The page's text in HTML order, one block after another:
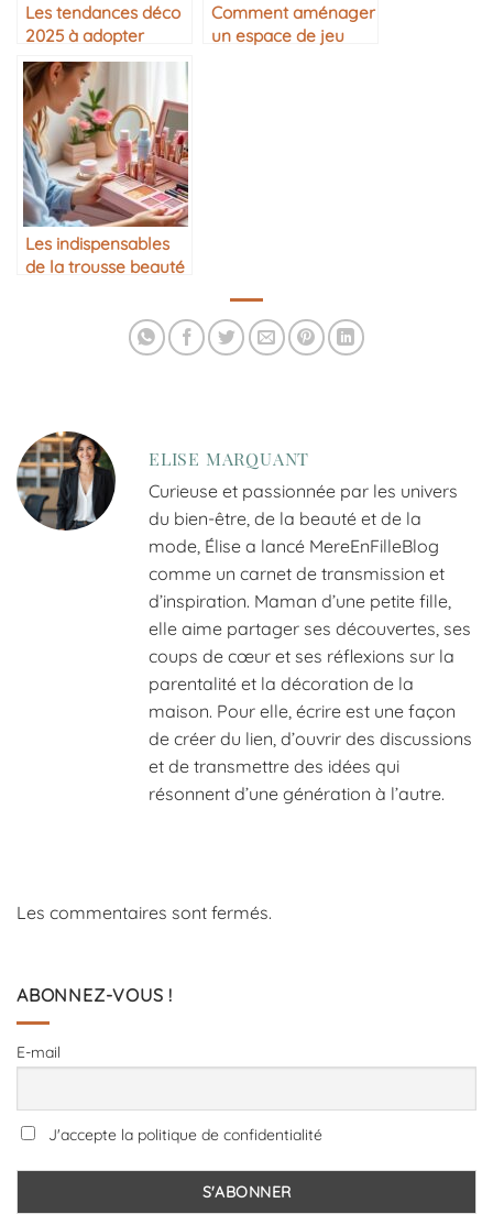
Les tendances déco
2025 à adopter
Comment aménager
un espace de jeu
Les indispensables
de la trousse beauté
ELISE MARQUANT
Curieuse et passionnée par les univers
du bien-être, de la beauté et de la
mode, Élise a lancé MereEnFilleBlog
comme un carnet de transmission et
d’inspiration. Maman d’une petite fille,
elle aime partager ses découvertes, ses
coups de cœur et ses réflexions sur la
parentalité et la décoration de la
maison. Pour elle, écrire est une façon
de créer du lien, d’ouvrir des discussions
et de transmettre des idées qui
résonnent d’une génération à l’autre.
Les commentaires sont fermés.
ABONNEZ-VOUS !
E-mail
J'accepte la politique de confidentialité